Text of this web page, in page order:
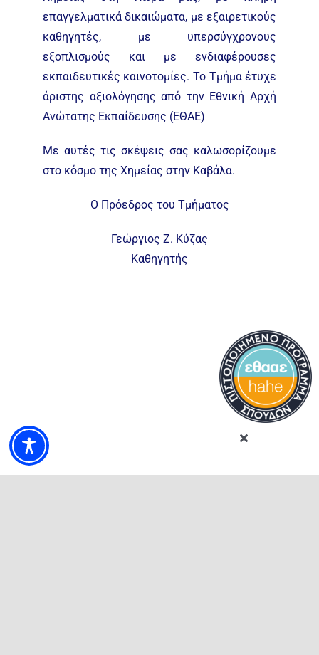
επαγγελματικά δικαιώματα, με εξαιρετικούς
καθηγητές, με υπερσύγχρονους
εξοπλισμούς και με ενδιαφέρουσες
εκπαιδευτικές καινοτομίες. Το Τμήμα έτυχε
άριστης αξιολόγησης από την Εθνική Αρχή
Ανώτατης Εκπαίδευσης (ΕΘΑΕ)
Με αυτές τις σκέψεις σας καλωσορίζουμε
στο κόσμο της Χημείας στην Καβάλα.
Ο Πρόεδρος του Τμήματος
Γεώργιος Ζ. Κύζας
Καθηγητής